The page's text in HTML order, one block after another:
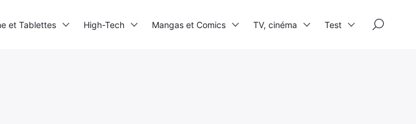
et Tablettes High-Tech Mangas et Comics TV, cinéma Test